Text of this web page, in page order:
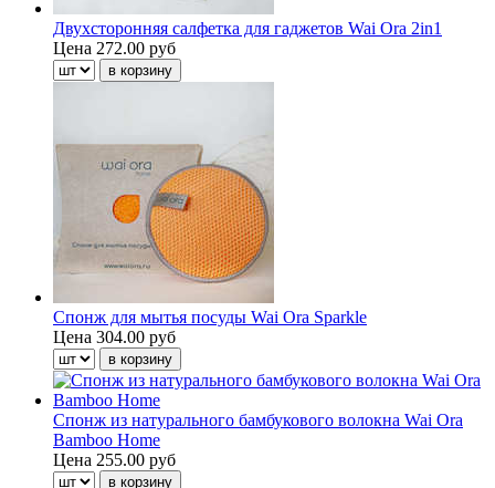
Двухсторонняя салфетка для гаджетов Wai Ora 2in1
Цена 272.00 руб
Спонж для мытья посуды Wai Ora Sparkle
Цена 304.00 руб
Спонж из натурального бамбукового волокна Wai Ora
Bamboo Home
Цена 255.00 руб